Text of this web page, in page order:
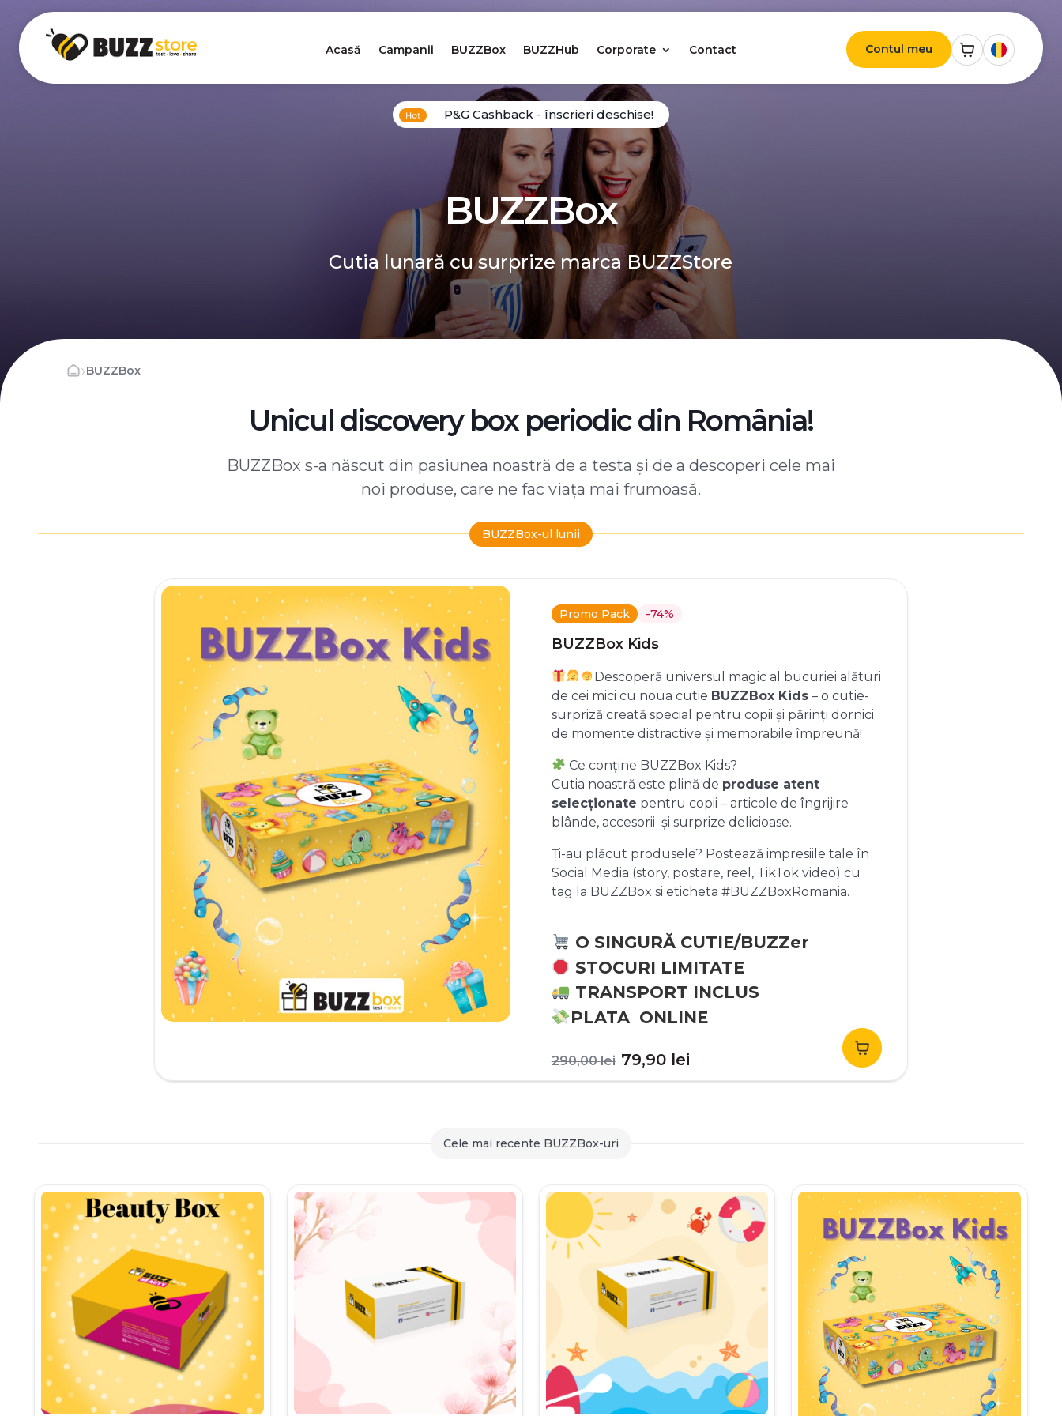
Acasă Campanii BUZZBox BUZZHub Corporate Contact Contul meu
P&G Cashback - înscrieri deschise!
BUZZBox
Cutia lunară cu surprize marca BUZZStore
›BUZZBox
Unicul discovery box periodic din România!
BUZZBox s-a născut din pasiunea noastră de a testa și de a descoperi cele mai
noi produse, care ne fac viața mai frumoasă.
BUZZBox-ul lunii
Promo Pack -74%
BUZZBox Kids
Descoperă universul magic al bucuriei alături
de cei mici cu noua cutie BUZZBox Kids– o cutie-
surpriză creată special pentru copii și părinți dornici
de momente distractive și memorabile împreună!
Ce conține BUZZBox Kids?
Cutia noastră este plină de produse atent
selecționate pentru copii – articole de îngrijire
blânde, accesorii și surprize delicioase.
Ți-au plăcut produsele? Postează impresiile tale în
Social Media (story, postare, reel, TikTok video) cu
tag la BUZZBox si eticheta #BUZZBoxRomania.
O SINGURĂ CUTIE/BUZZer
STOCURI LIMITATE
TRANSPORT INCLUS
PLATA ONLINE
290,00lei Prețul
inițial
79,90 leiPrețul
curent
Cele mai recente BUZZBox-uri